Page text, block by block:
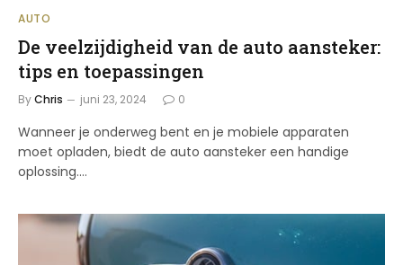
AUTO
De veelzijdigheid van de auto aansteker:
tips en toepassingen
ByChris juni 23, 2024 0
Wanneer je onderweg bent en je mobiele apparaten
moet opladen, biedt de auto aansteker een handige
oplossing.…